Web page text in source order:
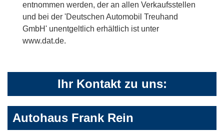
entnommen werden, der an allen Verkaufsstellen
und bei der 'Deutschen Automobil Treuhand
GmbH' unentgeltlich erhältlich ist unter
www.dat.de.
Ihr Kontakt zu uns:
Autohaus Frank Rein